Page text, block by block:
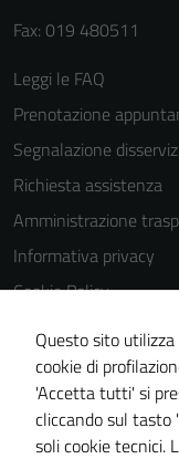
Fax: 019 480511
Leggi le FAQ
Prenotazione
Segnalazione
Richiesta assistenza
Amministrazione
Informativa privacy
Cookie Policy
Note legali
Dichiarazione di
Piano di
Statistiche sito web
Questo sito
cookie di
'Accetta tutti' si
cliccando sul tasto
soli cookie tecnici.